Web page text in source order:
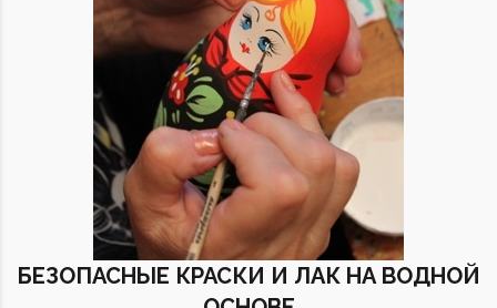
БЕЗОПАСНЫЕ КРАСКИ И ЛАК НА ВОДНОЙ